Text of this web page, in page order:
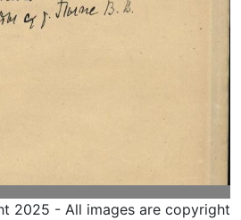
2025 - All images are copyright